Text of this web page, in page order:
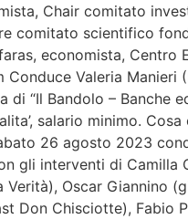
Chair comitato
comitato scientifico
economista, Centro
Conduce Valeria Manieri
di “Il Bandolo – Banche
salario minimo. Cosa
26 agosto 2023
gli interventi di Camilla
Verità), Oscar Giannino
Don Chisciotte), Fabio